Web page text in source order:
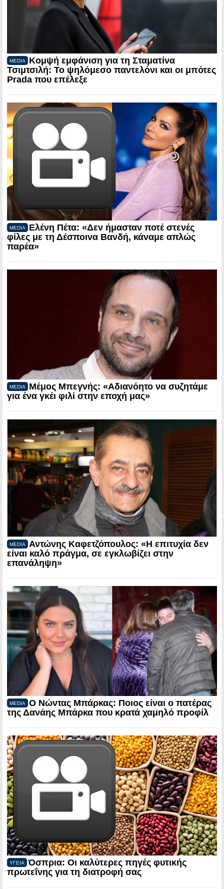
MEDIA
Κομψή εμφάνιση για τη Σταματίνα
Τσιμτσιλή: Το ψηλόμεσο παντελόνι και οι μπότες
Prada που επέλεξε
MEDIA
Ελένη Πέτα: «Δεν ήμασταν ποτέ στενές
φίλες με τη Δέσποινα Βανδή, κάναμε απλώς
παρέα»
MEDIA
Μέμος Μπεγνής: «Αδιανόητο να συζητάμε
για ένα γκέι φιλί στην εποχή μας»
MEDIA
Αντώνης Καφετζόπουλος: «Η επιτυχία δεν
είναι καλό πράγμα, σε εγκλωβίζει στην
επανάληψη»
MEDIA
Ο Νώντας Μπάρκας: Ποιος είναι ο πατέρας
της Δανάης Μπάρκα που κρατά χαμηλό προφίλ
ΥΓΕΙΑ
Όσπρια: Οι καλύτερες πηγές φυτικής
πρωτεΐνης για τη διατροφή σας